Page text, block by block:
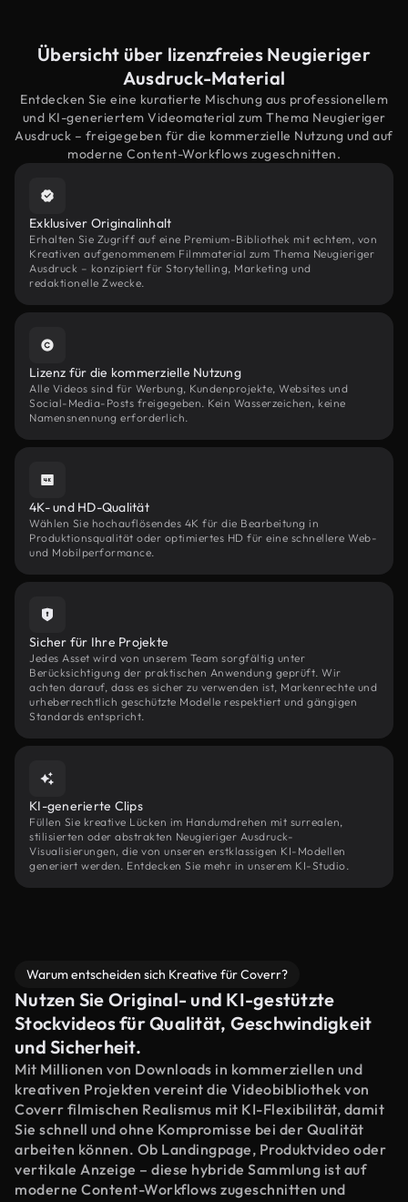
Übersicht über lizenzfreies Neugieriger
Ausdruck-Material
Entdecken Sie eine kuratierte Mischung aus professionellem
und KI-generiertem Videomaterial zum Thema Neugieriger
Ausdruck – freigegeben für die kommerzielle Nutzung und auf
moderne Content-Workflows zugeschnitten.
Exklusiver Originalinhalt
Erhalten Sie Zugriff auf eine Premium-Bibliothek mit echtem, von
Kreativen aufgenommenem Filmmaterial zum Thema Neugieriger
Ausdruck – konzipiert für Storytelling, Marketing und
redaktionelle Zwecke.
Lizenz für die kommerzielle Nutzung
Alle Videos sind für Werbung, Kundenprojekte, Websites und
Social-Media-Posts freigegeben. Kein Wasserzeichen, keine
Namensnennung erforderlich.
4K- und HD-Qualität
Wählen Sie hochauflösendes 4K für die Bearbeitung in
Produktionsqualität oder optimiertes HD für eine schnellere Web-
und Mobilperformance.
Sicher für Ihre Projekte
Jedes Asset wird von unserem Team sorgfältig unter
Berücksichtigung der praktischen Anwendung geprüft. Wir
achten darauf, dass es sicher zu verwenden ist, Markenrechte und
urheberrechtlich geschützte Modelle respektiert und gängigen
Standards entspricht.
KI-generierte Clips
Füllen Sie kreative Lücken im Handumdrehen mit surrealen,
stilisierten oder abstrakten Neugieriger Ausdruck-
Visualisierungen, die von unseren erstklassigen KI-Modellen
generiert werden. Entdecken Sie mehr in unserem KI-Studio.
Warum entscheiden sich Kreative für Coverr?
Nutzen Sie Original- und KI-gestützte
Stockvideos für Qualität, Geschwindigkeit
und Sicherheit.
Mit Millionen von Downloads in kommerziellen und
kreativen Projekten vereint die Videobibliothek von
Coverr filmischen Realismus mit KI-Flexibilität, damit
Sie schnell und ohne Kompromisse bei der Qualität
arbeiten können. Ob Landingpage, Produktvideo oder
vertikale Anzeige – diese hybride Sammlung ist auf
moderne Content-Workflows zugeschnitten und